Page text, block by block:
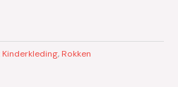
Kinderkleding, Rokken